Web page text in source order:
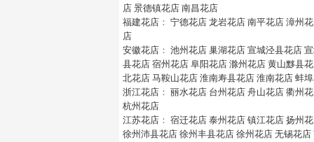
店 景德镇花店 南昌花店
福建花店 ： 宁德花店 龙岩花店 南平花店 漳州
店
安徽花店 ： 池州花店 巢湖花店 宣城泾县花店
县花店 宿州花店 阜阳花店 滁州花店 黄山黟县
北花店 马鞍山花店 淮南寿县花店 淮南花店 蚌
浙江花店 ： 丽水花店 台州花店 舟山花店 衢州
杭州花店
江苏花店 ： 宿迁花店 泰州花店 镇江花店 扬州
徐州沛县花店 徐州丰县花店 徐州花店 无锡花店